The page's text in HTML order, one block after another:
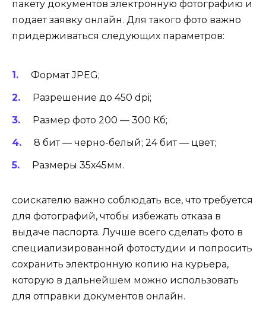
пакету документов электронную фотографию и
подает заявку онлайн. Для такого фото важно
придерживаться следующих параметров:
Формат JPEG;
Разрешение до 450 dpi;
Размер фото 200 — 300 Кб;
8 бит — черно-белый; 24 бит — цвет;
Размеры 35х45мм.
соискателю важно соблюдать все, что требуется
для фотографий, чтобы избежать отказа в
выдаче паспорта. Лучше всего сделать фото в
специализированной фотостудии и попросить
сохранить электронную копию на курьера,
которую в дальнейшем можно использовать
для отправки документов онлайн.